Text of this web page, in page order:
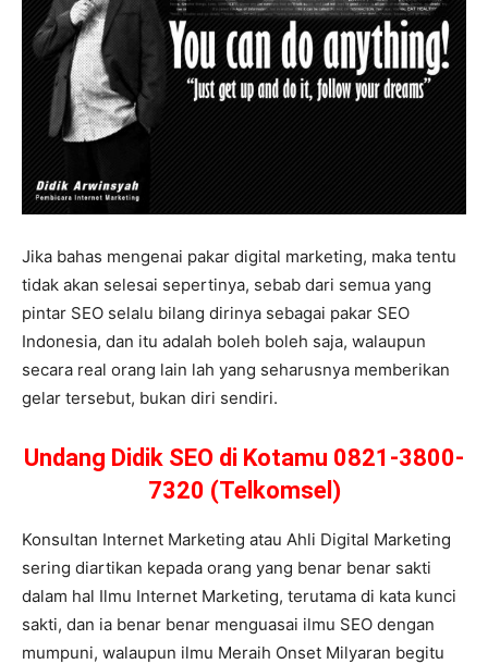
Jika bahas mengenai pakar digital marketing, maka tentu
tidak akan selesai sepertinya, sebab dari semua yang
pintar SEO selalu bilang dirinya sebagai pakar SEO
Indonesia, dan itu adalah boleh boleh saja, walaupun
secara real orang lain lah yang seharusnya memberikan
gelar tersebut, bukan diri sendiri.
Undang Didik SEO di Kotamu 0821-3800-
7320 (Telkomsel)
Konsultan Internet Marketing atau Ahli Digital Marketing
sering diartikan kepada orang yang benar benar sakti
dalam hal Ilmu Internet Marketing, terutama di kata kunci
sakti, dan ia benar benar menguasai ilmu SEO dengan
mumpuni, walaupun ilmu Meraih Onset Milyaran begitu